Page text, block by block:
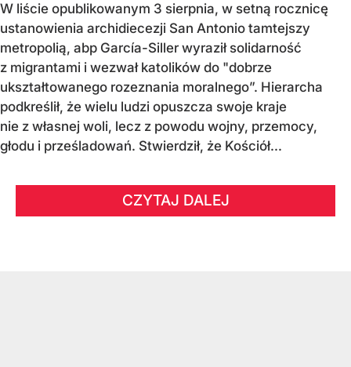
W liście opublikowanym 3 sierpnia, w setną rocznicę
ustanowienia archidiecezji San Antonio tamtejszy
metropolią, abp García-Siller wyraził solidarność
z migrantami i wezwał katolików do "dobrze
ukształtowanego rozeznania moralnego”. Hierarcha
podkreślił, że wielu ludzi opuszcza swoje kraje
nie z własnej woli, lecz z powodu wojny, przemocy,
głodu i prześladowań. Stwierdził, że Kościół...
CZYTAJ DALEJ